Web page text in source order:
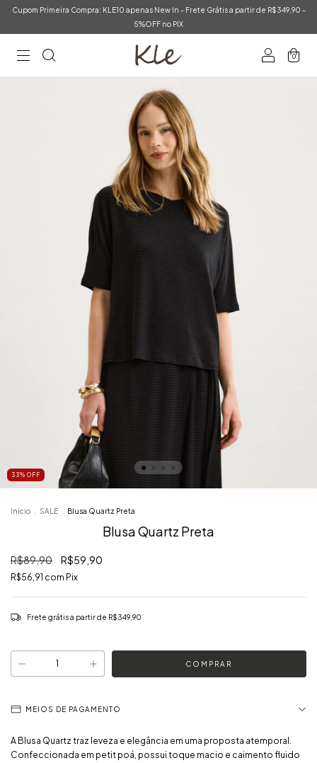
Cupom Primeira Compra: KLE10 apenas New In - Frete Grátis a partir de R$349,90 -
5%OFF no PIX
0
33% OFF
Início SALE Blusa Quartz Preta
Blusa Quartz Preta
R$89,90 R$59,90
R$56,91 com Pix
Frete grátisa partir de R$349,90
MEIOS DE PAGAMENTO
A Blusa Quartz traz leveza e elegância em uma proposta atemporal.
Confeccionada em petit poá, possui toque macio e caimento fluido